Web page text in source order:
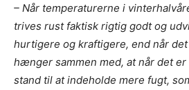
– Når temperaturerne i
trives rust faktisk rigtig godt og
hurtigere og kraftigere, end når
hænger sammen med, at når det
stand til at indeholde mere fugt,